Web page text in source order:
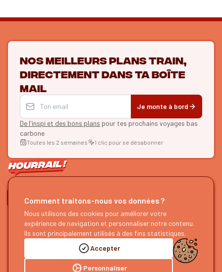
Nos meilleurs plans train,
directement dans ta boîte
mail
Je monte à bord
De l'inspi et des bons plans pour tes prochains voyages bas
carbone
Toutes les 2 semaines 1 clic pour se désabonner
ON SE SUIT ?
HOURRAIL !
À propos
Devenir partenaire
Nous faire un retour
EXPLORER
Recherche d'itinéraires
Nos guides
Notre blog
Notre podcast
Accepter
Personnaliser
Comment traitons-nous vos données ?
Nous utilisons des cookies pour améliorer votre
expérience de navigation et personnaliser notre contenu.
Ils sont principalement utilisés à des fins statistiques.